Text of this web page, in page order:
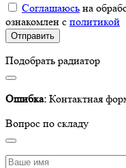
Соглашаюсь на
ознакомлен с политикой
Подобрать радиатор
Ошибка: Контактная
Вопрос по складу